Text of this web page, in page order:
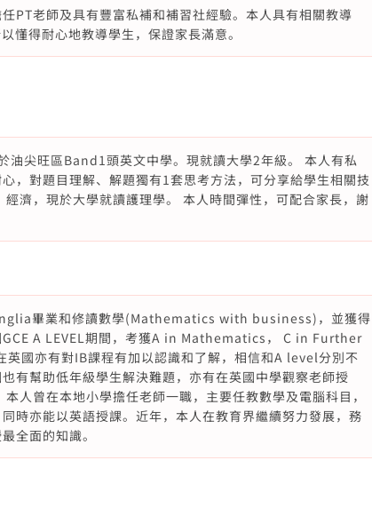
PT老師及具有豐富私補和補習社經驗。本人具有相關教導
懂得耐心地教導學生，保證家長滿意。
油尖旺區Band1頭英文中學。現就讀大學2年級。 本人有私
，對題目理解、解題獨有1套思考方法，可分享給學生相關技
濟，現於大學就讀護理學。 本人時間彈性，可配合家長，謝
畢業和修讀數學(Mathematics with business)，並獲得
A LEVEL期間，考獲A in Mathematics， C in Further
國亦有對IB課程有加以認識和了解，相信和A level分別不
有幫助低年級學生解決難題，亦有在英國中學觀察老師授
人曾在本地小學擔任老師一職，主要任教數學及電腦科目，
時亦能以英語授課。近年，本人在教育界繼續努力發展，務
全面的知識。